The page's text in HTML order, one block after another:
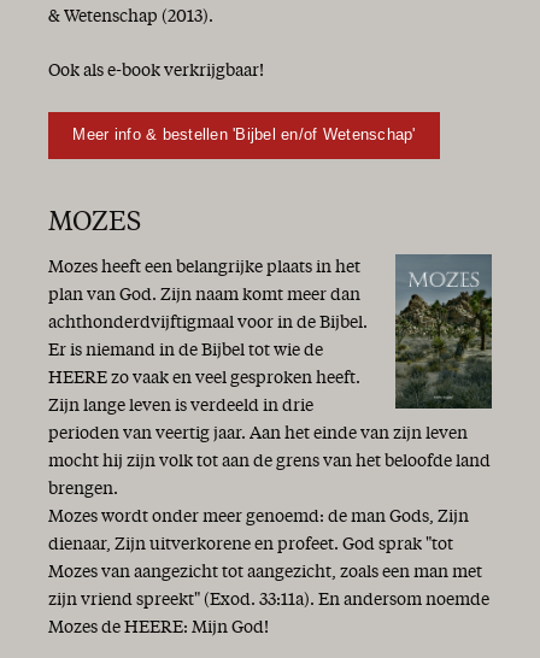
& Wetenschap (2013).
Ook als e-book verkrijgbaar!
Meer info & bestellen 'Bijbel en/of Wetenschap'
MOZES
Mozes heeft een belangrijke plaats in het
plan van God. Zijn naam komt meer dan
achthonderdvijftigmaal voor in de Bijbel.
Er is niemand in de Bijbel tot wie de
HEERE zo vaak en veel gesproken heeft.
Zijn lange leven is verdeeld in drie
perioden van veertig jaar. Aan het einde van zijn leven
mocht hij zijn volk tot aan de grens van het beloofde land
brengen.
Mozes wordt onder meer genoemd: de man Gods, Zijn
dienaar, Zijn uitverkorene en profeet. God sprak "tot
Mozes van aangezicht tot aangezicht, zoals een man met
zijn vriend spreekt" (Exod. 33:11a). En andersom noemde
Mozes de HEERE: Mijn God!